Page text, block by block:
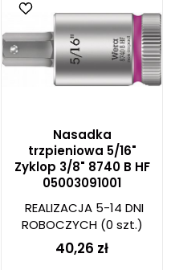
Nasadka
trzpieniowa 5/16"
Zyklop 3/8" 8740 B HF
05003091001
REALIZACJA 5-14 DNI
ROBOCZYCH(0 szt.)
40,26 zł